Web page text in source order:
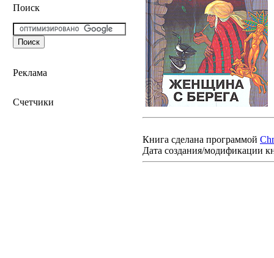
Поиск
Реклама
Счетчики
Книга сделана программой
Дата создания/модификации